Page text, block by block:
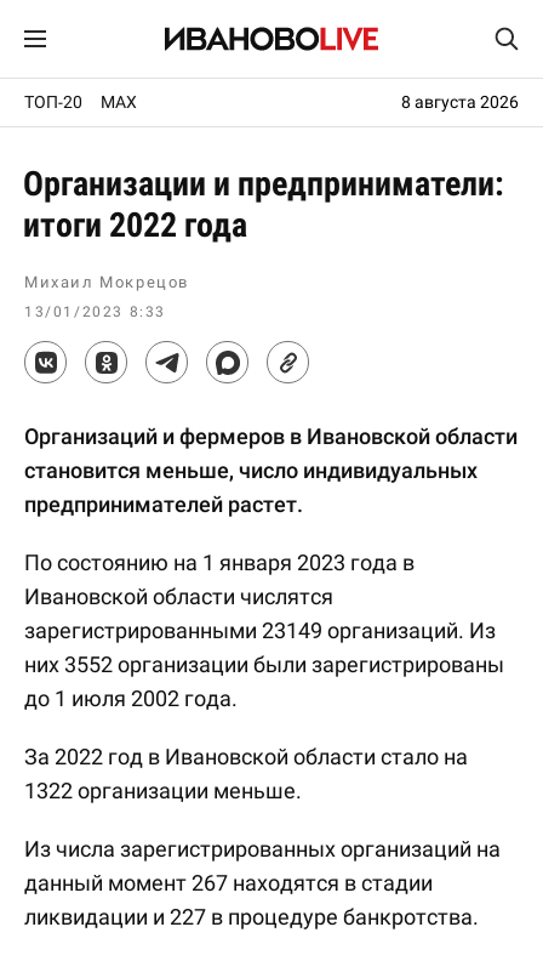
ТОП-20 MAX 8 августа 2026
Организации и предприниматели:
итоги 2022 года
Михаил Мокрецов
13/01/2023 8:33
Организаций и фермеров в Ивановской области
становится меньше, число индивидуальных
предпринимателей растет.
По состоянию на 1 января 2023 года в
Ивановской области числятся
зарегистрированными 23149 организаций. Из
них 3552 организации были зарегистрированы
до 1 июля 2002 года.
За 2022 год в Ивановской области стало на
1322 организации меньше.
Из числа зарегистрированных организаций на
данный момент 267 находятся в стадии
ликвидации и 227 в процедуре банкротства.